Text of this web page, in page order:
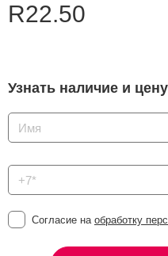
R22.50
Узнать наличие и цену
Согласие на обработку